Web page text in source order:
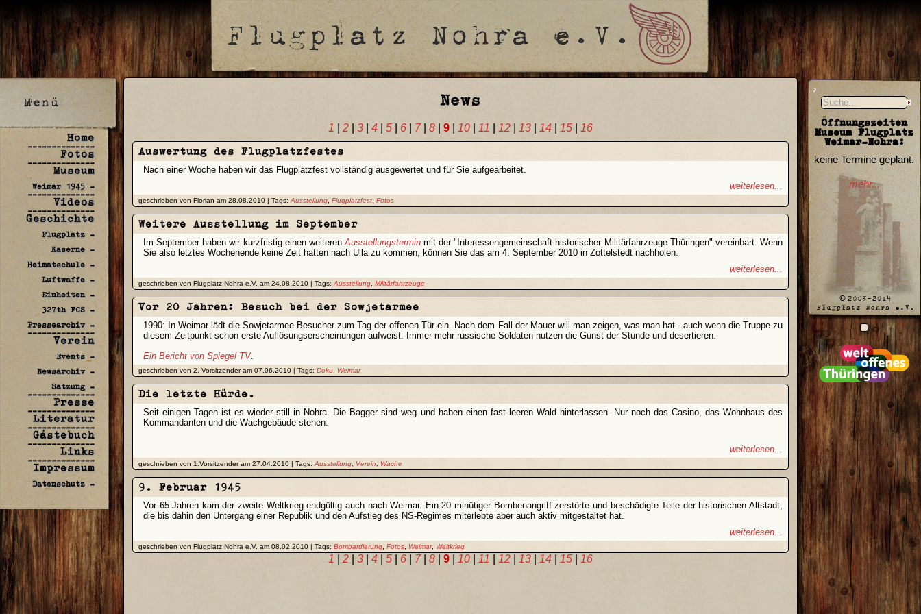
Home
--------------
Fotos
--------------
Museum
Weimar 1945 -
--------------
Videos
--------------
Geschichte
Flugplatz -
Kaserne -
Heimatschule -
Luftwaffe -
Einheiten -
327th FCS -
Pressearchiv -
--------------
Verein
Events -
Newsarchiv -
Satzung -
--------------
Presse
--------------
Literatur
--------------
Gästebuch
--------------
Links
--------------
Impressum
Datenschutz -
Öffnungszeiten
Museum Flugplatz
Weimar-Nohra:
keine Termine geplant.
mehr...
News
1 2 3 4 5 6 7| 8 9 10 11 12 13 14 15 16
Auswertung des Flugplatzfestes
Nach einer Woche haben wir das Flugplatzfest vollständig ausgewertet und für Sie aufgearbeitet.
weiterlesen...
geschrieben von Florian am 28.08.2010 | Tags: Ausstellung Flugplatzfest Fotos
Weitere Ausstellung im September
Im September haben wir kurzfristig einen weiteren Ausstellungsterminmit der "Interessengemeinschaft historischer Militärfahrzeuge Thüringen" vereinbart. Wenn
Sie also letztes Wochenende keine Zeit hatten nach Ulla zu kommen, können Sie das am 4. September 2010 in Zottelstedt nachholen.
weiterlesen...
geschrieben von Flugplatz Nohra e.V. am 24.08.2010 | Tags: Ausstellung Militärfahrzeuge
Vor 20 Jahren: Besuch bei der Sowjetarmee
1990: In Weimar lädt die Sowjetarmee Besucher zum Tag der offenen Tür ein. Nach dem Fall der Mauer will man zeigen, was man hat - auch wenn die Truppe zu
diesem Zeitpunkt schon erste Auflösungserscheinungen aufweist: Immer mehr russische Soldaten nutzen die Gunst der Stunde und desertieren.
Ein Bericht von Spiegel TV.
geschrieben von 2. Vorsitzender am 07.06.2010 | Tags: Doku Weimar
Die letzte Hürde.
Seit einigen Tagen ist es wieder still in Nohra. Die Bagger sind weg und haben einen fast leeren Wald hinterlassen. Nur noch das Casino, das Wohnhaus des
Kommandanten und die Wachgebäude stehen.
weiterlesen...
geschrieben von 1.Vorsitzender am 27.04.2010 | Tags: Ausstellung Verein Wache
9. Februar 1945
Vor 65 Jahren kam der zweite Weltkrieg endgültig auch nach Weimar. Ein 20 minütiger Bombenangriff zerstörte und beschädigte Teile der historischen Altstadt,
die bis dahin den Untergang einer Republik und den Aufstieg des NS-Regimes miterlebte aber auch aktiv mitgestaltet hat.
weiterlesen...
geschrieben von Flugplatz Nohra e.V. am 08.02.2010 | Tags: Bombardierung Fotos Weimar, Weltkrieg
1 2 3 4 5 6 7| 8 9 10 11 12 13 14 15 16